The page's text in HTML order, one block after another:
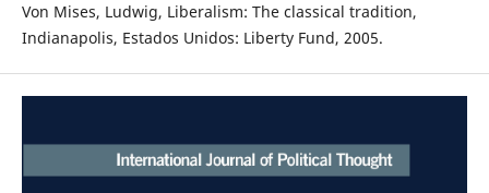
Von Mises, Ludwig, Liberalism: The classical tradition,
Indianapolis, Estados Unidos: Liberty Fund, 2005.